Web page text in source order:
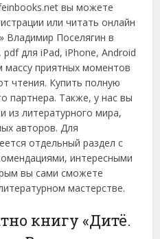
вы можете
или читать онлайн
Владимир Поселягин в
для iPad, iPhone, Android
массу приятных моментов
чтения. Купить полную
партнера. Также, у нас вы
из литературного мира,
авторов. Для
отдельный раздел с
интересными
вы сами сможете
мастерстве.
книгу «Дитё.